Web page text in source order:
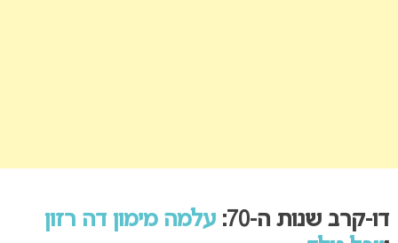
דו-קרב שנות ה-70:
עלמה מימון דה רזון